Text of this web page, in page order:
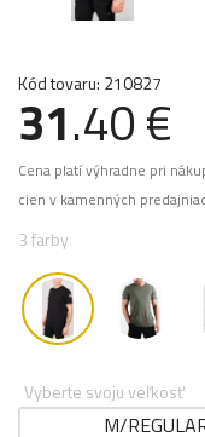
Kód tovaru: 210827
31.40 €
Cena platí výhradne pri
cien v kamenných
3 farby
Vyberte svoju veľkosť
M/